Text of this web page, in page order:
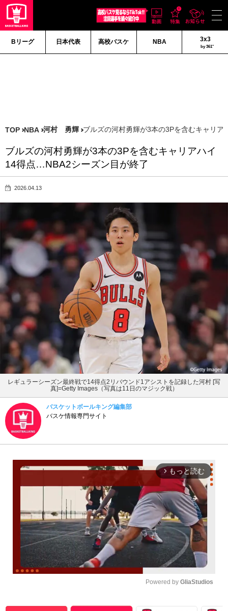
Bリーグ 日本代表 高校バスケ NBA 3x3
by 361°
TOP NBA 河村 勇輝 ブルズの河村勇輝が3本の3Pを含むキャリ
ブルズの河村勇輝が3本の3Pを含むキャリアハイ
14得点…NBA2シーズン目が終了
2026.04.13
レギュラーシーズン最終戦で14得点2リバウンド1アシストを記録した河村 [写
真]=Getty Images（写真は11日のマジック戦）
バスケットボールキング編集部
バスケ情報専門サイト
arrow_forward_ios もっと読む
Powered by GliaStudios